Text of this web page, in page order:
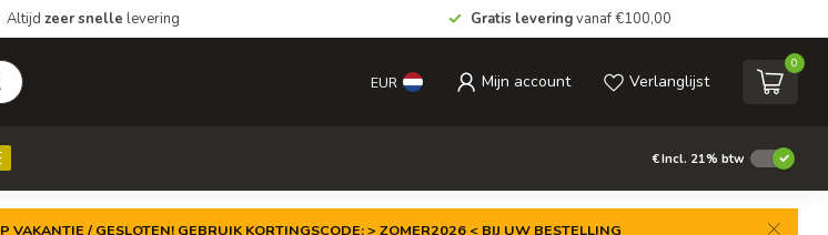
Altijd zeer snelle levering Gratis leveringvanaf €100,00
EUR Mijn account Verlanglijst
0
€Incl. 21% btw
/ GESLOTEN! GEBRUIK KORTINGSCODE: > ZOMER2026 < BIJ UW BESTELLING